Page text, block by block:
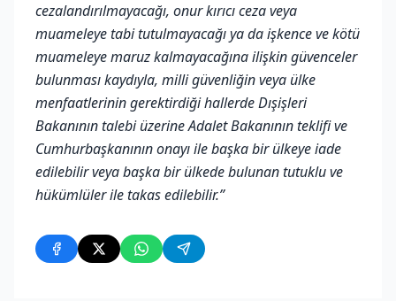
cezalandırılmayacağı, onur kırıcı ceza veya
muameleye tabi tutulmayacağı ya da işkence ve kötü
muameleye maruz kalmayacağına ilişkin güvenceler
bulunması kaydıyla, milli güvenliğin veya ülke
menfaatlerinin gerektirdiği hallerde Dışişleri
Bakanının talebi üzerine Adalet Bakanının teklifi ve
Cumhurbaşkanının onayı ile başka bir ülkeye iade
edilebilir veya başka bir ülkede bulunan tutuklu ve
hükümlüler ile takas edilebilir.”